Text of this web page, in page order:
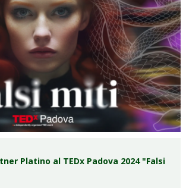
Platino al TEDx Padova 2024 "Falsi